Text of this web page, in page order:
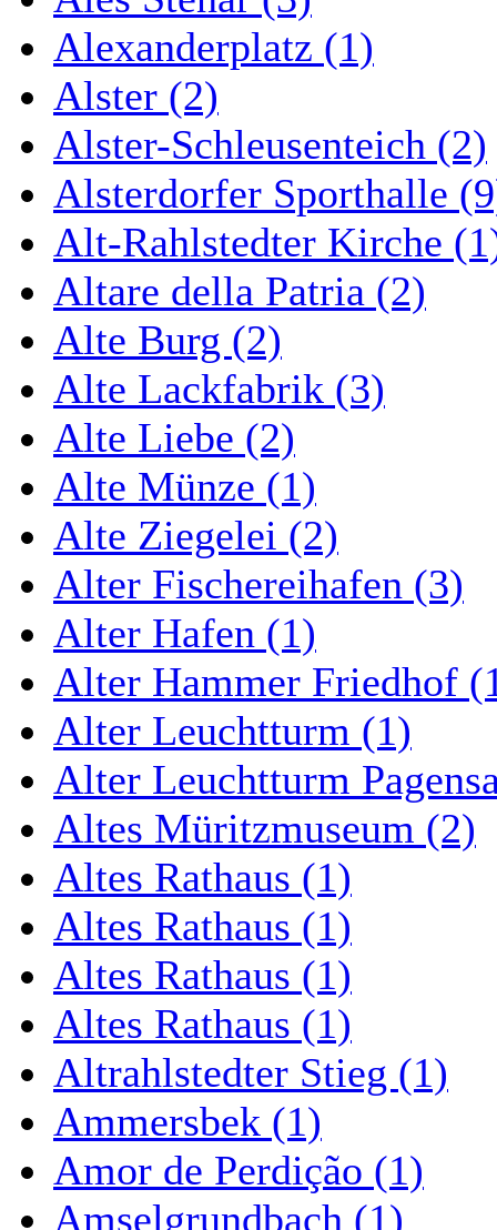
Alexanderplatz (1)
Alster (2)
Alster-Schleusenteich (2)
Alsterdorfer Sporthalle
Alt-Rahlstedter Kirche
Altare della Patria (2)
Alte Burg (2)
Alte Lackfabrik (3)
Alte Liebe (2)
Alte Münze (1)
Alte Ziegelei (2)
Alter Fischereihafen (3)
Alter Hafen (1)
Alter Hammer Friedhof
Alter Leuchtturm (1)
Alter Leuchtturm
Altes Müritzmuseum (2)
Altes Rathaus (1)
Altes Rathaus (1)
Altes Rathaus (1)
Altes Rathaus (1)
Altrahlstedter Stieg (1)
Ammersbek (1)
Amor de Perdição (1)
Amselgrundbach (1)